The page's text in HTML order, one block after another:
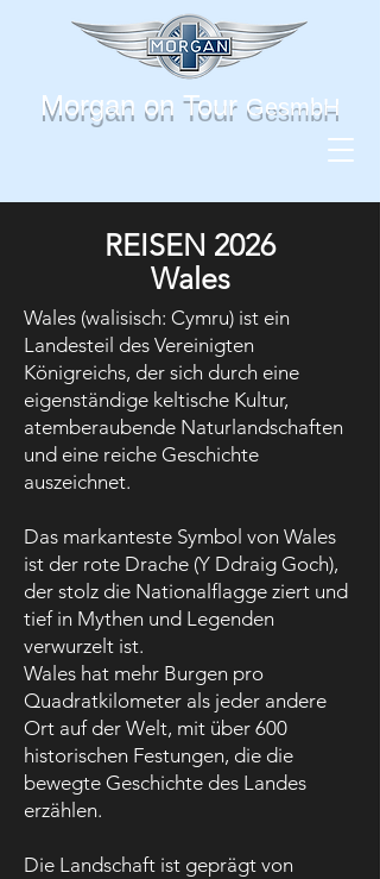
Morgan on Tour GesmbH
REISEN 2026
Wales
Wales (walisisch: Cymru) ist ein
Landesteil des Vereinigten
Königreichs, der sich durch eine
eigenständige keltische Kultur,
atemberaubende Naturlandschaften
und eine reiche Geschichte
auszeichnet.
Das markanteste Symbol von Wales
ist der rote Drache (Y Ddraig Goch),
der stolz die Nationalflagge ziert und
tief in Mythen und Legenden
verwurzelt ist.
Wales hat mehr Burgen pro
Quadratkilometer als jeder andere
Ort auf der Welt, mit über 600
historischen Festungen, die die
bewegte Geschichte des Landes
erzählen.
Die Landschaft ist geprägt von